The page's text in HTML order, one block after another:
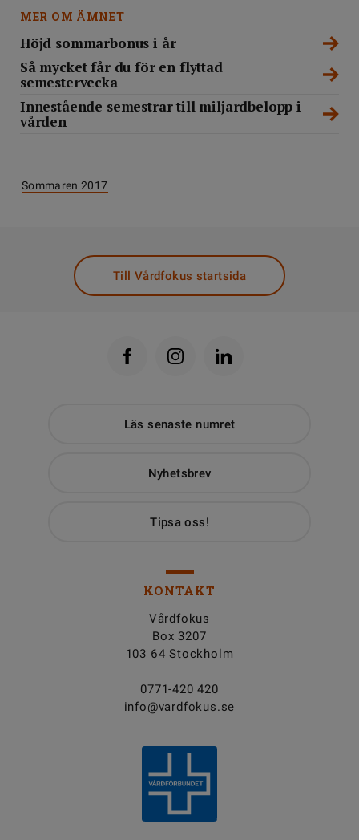
MER OM ÄMNET
Höjd sommarbonus i år
Så mycket får du för en flyttad
semestervecka
Innestående semestrar till miljardbelopp i
vården
Sommaren 2017
Till Vårdfokus startsida
Läs senaste numret
Nyhetsbrev
Tipsa oss!
KONTAKT
Vårdfokus
Box 3207
103 64 Stockholm
0771-420 420
info@vardfokus.se